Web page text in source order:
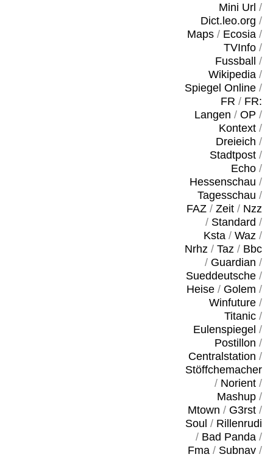
Mini Url /
Dict.leo.org /
Maps/ Ecosia/
TVInfo/
Fussball
/
Wikipedia/
Spiegel Online/
FR / FR:
Langen / OP /
Kontext/
Dreieich /
Stadtpost/
Echo/
Hessenschau /
Tagesschau /
FAZ/ Zeit/ Nzz
/ Standard /
Ksta/ Waz/
Nrhz/ Taz/ Bbc
/ Guardian /
Sueddeutsche/
Heise/ Golem /
Winfuture/
Titanic/
Eulenspiegel /
Postillon /
Centralstation /
Stöffchemacher
/ Norient/
Mashup/
Mtown / G3rst/
Soul / Rillenrudi
/ Bad Panda/
Fma/ Subnav/